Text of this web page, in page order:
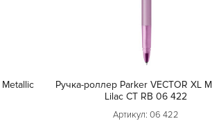
Ручка-роллер Parker VECTOR XL
Lilac CT RB 06 422
Артикул:06 422